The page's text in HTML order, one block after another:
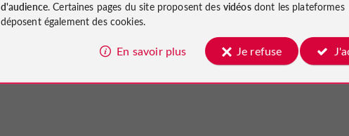
d'audience. Certaines pages du site proposent des vidéosdont les plateformes
déposent également des cookies.
En savoir plus Je refuse